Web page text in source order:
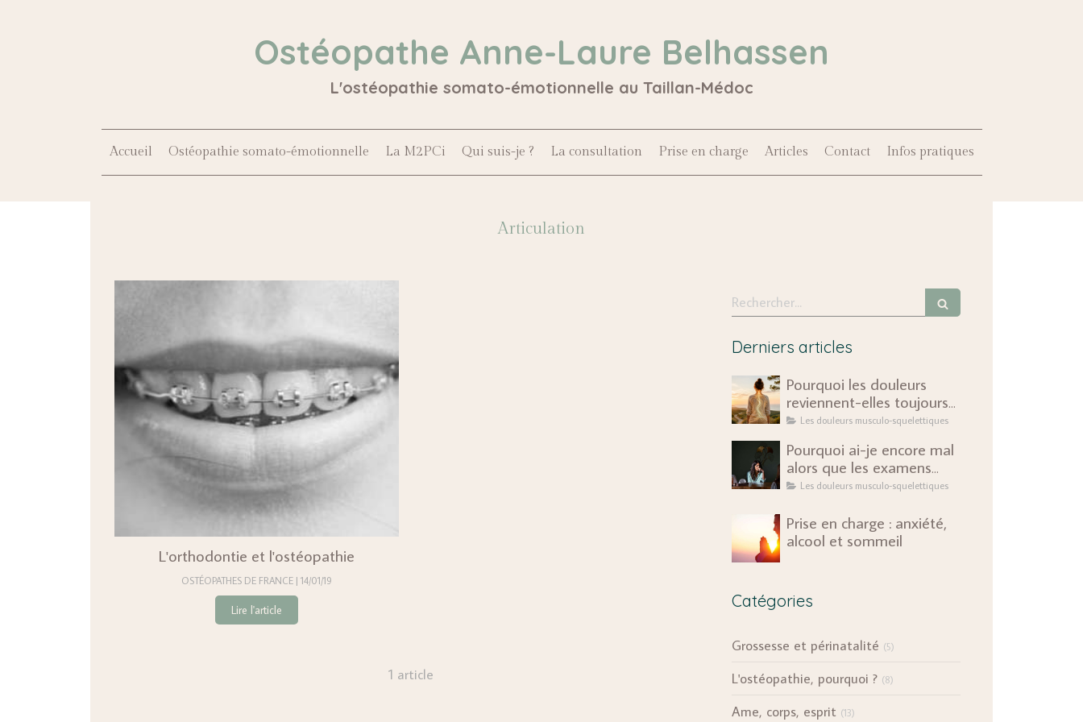
Ostéopathe Anne-Laure Belhassen
L'ostéopathie somato-émotionnelle au Taillan-Médoc
Accueil Ostéopathie somato-émotionnelle La M2PCi Qui suis-je ? La consultation Prise en charge Articles Contact Infos pratiques
Articulation
L'orthodontie et l'ostéopathie
OSTÉOPATHES DE FRANCE 14/01/19
Lire l'article
1 article
Rechercher
Derniers articles
Pourquoi les douleurs
reviennent-elles toujours
au même endroit ?
Les douleurs musculo-squelettiques
Pourquoi ai-je encore mal
alors que les examens
sont rassurants ?
Les douleurs musculo-squelettiques
Prise en charge : anxiété,
alcool et sommeil
Catégories
Grossesse et périnatalité (5)
L'ostéopathie, pourquoi ? (8)
Ame, corps, esprit (13)